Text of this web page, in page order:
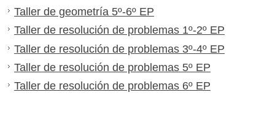
Taller de geometría 5º-6º EP
Taller de resolución de problemas 1º-2º EP
Taller de resolución de problemas 3º-4º EP
Taller de resolución de problemas 5º EP
Taller de resolución de problemas 6º EP